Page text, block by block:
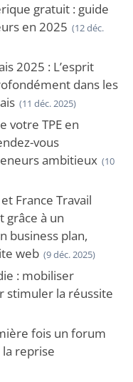
gratuit : guide
en 2025 (12 déc.
2025 : L’esprit
dans les
(11 déc. 2025)
votre TPE en
vous
ambitieux (10
France Travail
grâce à un
business plan,
web (9 déc. 2025)
: mobiliser
stimuler la réussite
fois un forum
reprise